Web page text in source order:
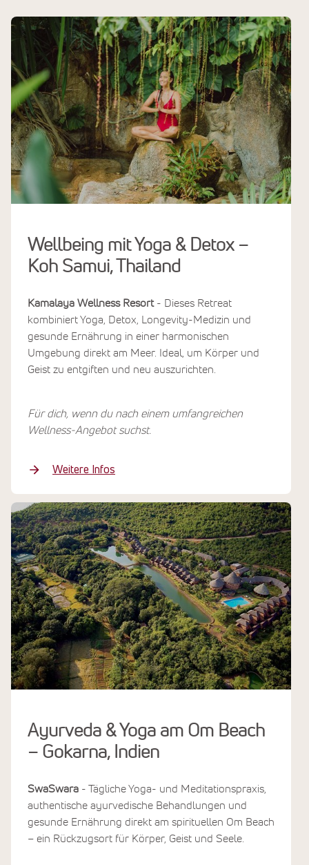
Wellbeing mit Yoga & Detox –
Koh Samui, Thailand
Kamalaya Wellness Resort - Dieses Retreat
kombiniert Yoga, Detox, Longevity-Medizin und
gesunde Ernährung in einer harmonischen
Umgebung direkt am Meer. Ideal, um Körper und
Geist zu entgiften und neu auszurichten.
Für dich, wenn du nach einem umfangreichen
Wellness-Angebot suchst.
Weitere Infos
Ayurveda & Yoga am Om Beach
– Gokarna, Indien
SwaSwara - Tägliche Yoga- und Meditationspraxis,
authentische ayurvedische Behandlungen und
gesunde Ernährung direkt am spirituellen Om Beach
– ein Rückzugsort für Körper, Geist und Seele.